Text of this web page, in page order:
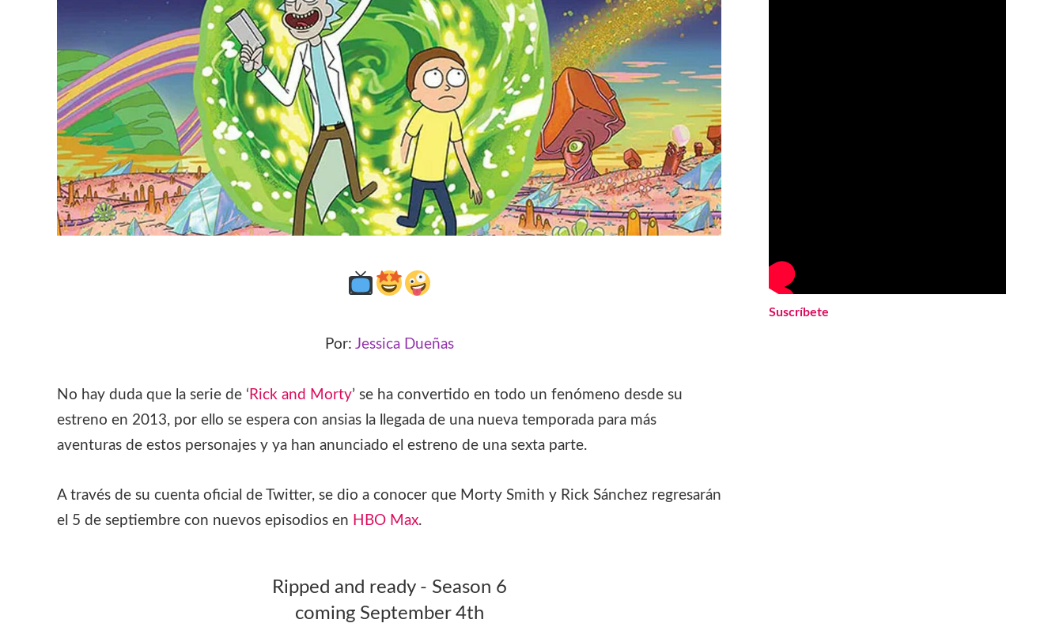
Por: Jessica Dueñas
No hay duda que la serie de ‘ Rick and Morty’ se ha convertido en todo un fenómeno desde su
estreno en 2013, por ello se espera con ansias la llegada de una nueva temporada para más
aventuras de estos personajes y ya han anunciado el estreno de una sexta parte.
A través de su cuenta oficial de Twitter, se dio a conocer que Morty Smith y Rick Sánchez regresarán
el 5 de septiembre con nuevos episodios en HBO Max.
Ripped and ready - Season 6
coming September 4th
Suscríbete